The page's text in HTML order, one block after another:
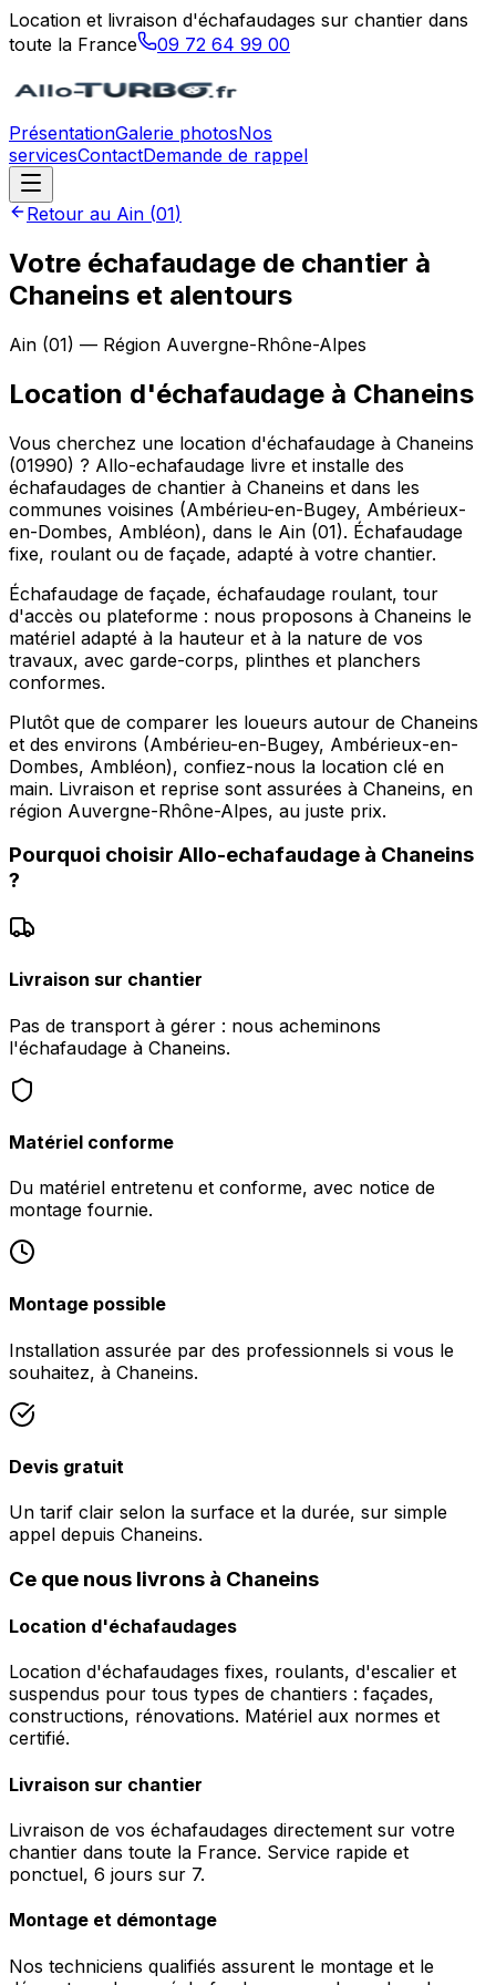
Location et livraison d'échafaudages sur chantier dans
toute la France
09 72 64 99 00
PrésentationGalerie photosNos
servicesContactDemande de rappel
Retour au Ain (01)
Votre échafaudage de chantier à
Chaneins et alentours
Ain (01) — Région Auvergne-Rhône-Alpes
Location d'échafaudage à Chaneins
Vous cherchez une location d'échafaudage à Chaneins
(01990) ? Allo-echafaudage livre et installe des
échafaudages de chantier à Chaneins et dans les
communes voisines (Ambérieu-en-Bugey, Ambérieux-
en-Dombes, Ambléon), dans le Ain (01). Échafaudage
fixe, roulant ou de façade, adapté à votre chantier.
Échafaudage de façade, échafaudage roulant, tour
d'accès ou plateforme : nous proposons à Chaneins le
matériel adapté à la hauteur et à la nature de vos
travaux, avec garde-corps, plinthes et planchers
conformes.
Plutôt que de comparer les loueurs autour de Chaneins
et des environs (Ambérieu-en-Bugey, Ambérieux-en-
Dombes, Ambléon), confiez-nous la location clé en
main. Livraison et reprise sont assurées à Chaneins, en
région Auvergne-Rhône-Alpes, au juste prix.
Pourquoi choisir Allo-echafaudage à Chaneins
?
Livraison sur chantier
Pas de transport à gérer : nous acheminons
l'échafaudage à Chaneins.
Matériel conforme
Du matériel entretenu et conforme, avec notice de
montage fournie.
Montage possible
Installation assurée par des professionnels si vous le
souhaitez, à Chaneins.
Devis gratuit
Un tarif clair selon la surface et la durée, sur simple
appel depuis Chaneins.
Ce que nous livrons à Chaneins
Location d'échafaudages
Location d'échafaudages fixes, roulants, d'escalier et
suspendus pour tous types de chantiers : façades,
constructions, rénovations. Matériel aux normes et
certifié.
Livraison sur chantier
Livraison de vos échafaudages directement sur votre
chantier dans toute la France. Service rapide et
ponctuel, 6 jours sur 7.
Montage et démontage
Nos techniciens qualifiés assurent le montage et le